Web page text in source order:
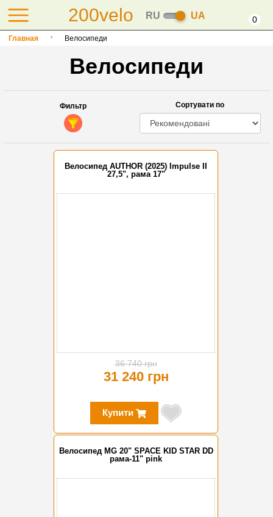
200velo RU UA 0
Главная Велосипеди
Велосипеди
Фильтр Сортувати по
Велосипед AUTHOR (2025) Impulse II
27,5", рама 17"
36 740 грн
31 240 грн
Купити
Велосипед MG 20" SPACE KID STAR DD
рама-11" pink